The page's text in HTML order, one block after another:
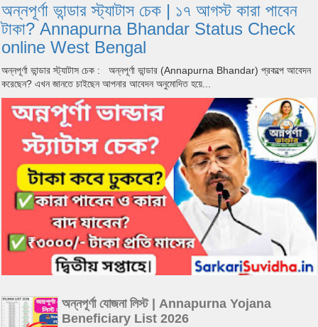
অন্নপূর্ণা ভান্ডার স্ট্যাটাস চেক | ১৭ আগস্ট কারা পাবেন
টাকা? Annapurna Bhandar Status Check
online West Bengal
অন্নপূর্ণা ভান্ডার স্ট্যাটাস চেক : অন্নপূর্ণা ভান্ডার (Annapurna Bhandar) প্রকল্পে আবেদন
করেছেন? এখন জানতে চাইছেন আপনার আবেদন অনুমোদিত হয়ে...
অন্নপূর্ণা যোজনা লিস্ট | Annapurna Yojana
Beneficiary List 2026